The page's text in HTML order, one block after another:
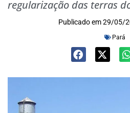
regularização das terras
Publicado em 29/05/
Pará